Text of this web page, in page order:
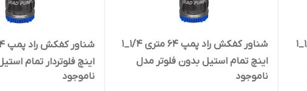
شناور کفکش راد پمپ ۹۴ متری ۱/۴_۱
شناور کفکش راد پمپ ۶۴ متری ۱/۴_۱
اینچ تمام استیل بدون فلوتر مدل
5SS06-137
ناموجود
137
ناموجود